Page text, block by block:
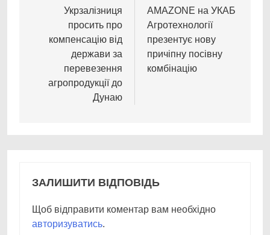
записівУкрзалізниця
просить про
компенсацію від
держави за
перевезення
агропродукції до
Дунаю
AMAZONE на УКАБ
Агротехнології
презентує нову
причіпну посівну
комбінацію
ЗАЛИШИТИ ВІДПОВІДЬ
Щоб відправити коментар вам необхідно
авторизуватись.